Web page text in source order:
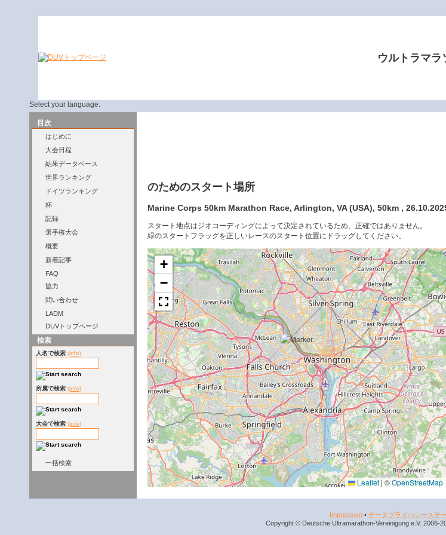
ウルトラマラ
Select your language:
目次
はじめに
大会日程
結果データベース
世界ランキング
ドイツランキング
杯
記録
選手権大会
概要
新着記事
FAQ
協力
問い合わせ
LADM
DUVトップページ
検索
人名で検索 (info)
所属で検索 (info)
大会で検索 (info)
一括検索
のためのスタート場所
Marine Corps 50km Marathon Race, Arlington, VA (USA), 50km ,
スタート地点はジオコーディングによって決定されているため、正確ではありません。
緑のスタートフラッグを正しいレースのスタート位置にドラッグしてください。
+
−
Leaflet | ©OpenStreetMap
Impressum• データプライバシーステ
Copyright © Deutsche Ultramarathon-Vereinigung e.V. 2006-